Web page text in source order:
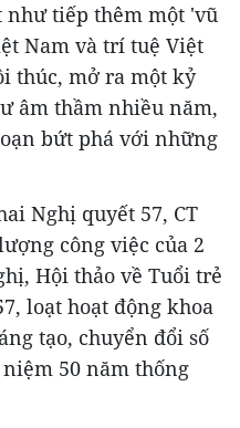
như tiếp thêm một 'vũ
Nam và trí tuệ Việt
thúc, mở ra một kỷ
âm thầm nhiều năm,
bứt phá với những
Nghị quyết 57, CT
công việc của 2
Hội thảo về Tuổi trẻ
loạt hoạt động khoa
tạo, chuyển đổi số
50 năm thống